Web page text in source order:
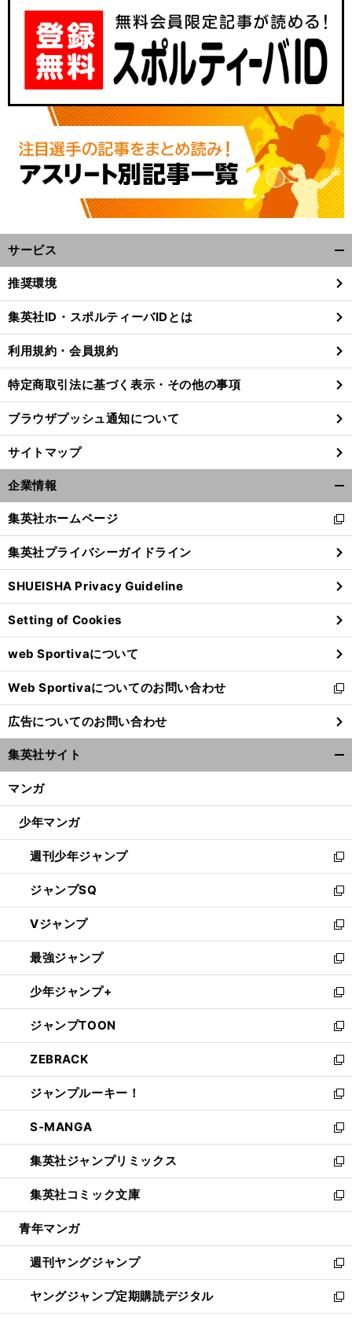
前
サービス
閉
る
推奨環境
集英社ID・スポルティーバIDとは
利用規約・会員規約
特定商取引法に基づく表示・その他の事項
ブラウザプッシュ通知について
サイトマップ
企業情報
閉
る
集英社ホームページ
新
し
い
ウ
ィ
ン
ド
ウ
で
開
く
集英社プライバシーガイドライン
SHUEISHA Privacy Guideline
Setting of Cookies
web Sportivaについて
Web Sportivaについてのお問い合わせ
新
し
い
ウ
ィ
ン
ウ
開
く
広告についてのお問い合わせ
集英社サイト
マンガ
少年マンガ
週刊少年ジャンプ
新
し
い
ウ
ィ
ン
ド
ウ
で
開
く
ジャンプSQ
新
し
い
ウ
ィ
ン
ド
ウ
で
開
く
Vジャンプ
新
し
い
ウ
ィ
ン
ド
ウ
で
開
く
最強ジャンプ
新
し
い
ウ
ィ
ン
ド
ウ
で
開
く
少年ジャンプ+
新
し
い
ウ
ィ
ン
ド
ウ
で
開
く
ジャンプTOON
新
し
い
ウ
ィ
ン
ド
ウ
で
開
く
ZEBRACK
新
し
い
ウ
ィ
ン
ド
ウ
で
開
ジャンプルーキー！
新
し
い
ウ
ィ
ン
ド
ウ
開
く
S-MANGA
新
し
い
ウ
ィ
ン
ウ
で
開
く
集英社ジャンプリミックス
新
し
い
ウ
ン
ド
ウ
で
開
集英社コミック文庫
新
し
ウ
ィ
ン
ド
ウ
青年マンガ
週刊ヤングジャンプ
新
し
い
ウ
ヤングジャンプ定期購読デジタル
新
し